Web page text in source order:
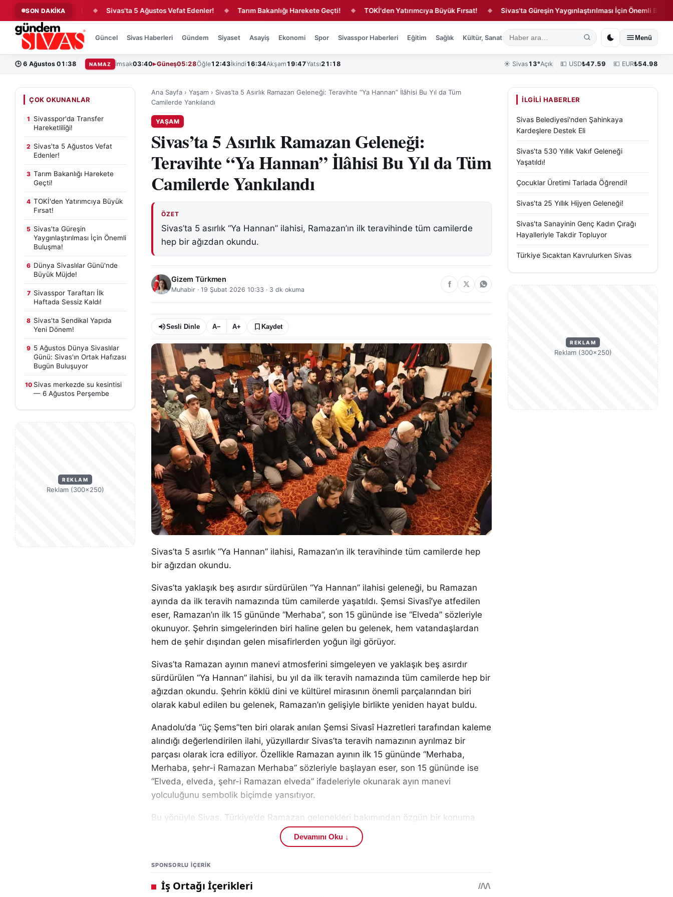
SON DAKİKA
Hareketliliği! Sivas'ta 5 Ağustos Vefat Edenler! ◆ Tarım Bakanlığı Harekete Geçti! ◆ TOKİ'den Yatırımcıya Büyük Fırsat! ◆ Sivas'ta Güreşin Yaygınlaştırılması İçin Önemli Buluşma!
Güncel Sivas Haberleri Gündem Siyaset Asayiş Ekonomi Spor Sivasspor Haberleri Eğitim Sağlık Kültür, Sanat ve Tarih Yaşam Sivas Vefat Edenler Köşe
Menü
🕒 6 Ağustos 01:38 NAMAZ İmsak03:40 Güneş05:28Öğle12:43İkindi 16:34Akşam 19:47Yatsı21:18 ☀️ Sivas 13°Açık 💵 USD₺47.59 💶 EUR₺54.98
ÇOK OKUNANLAR
1 Sivasspor'da Transfer
Hareketliliği!
2 Sivas'ta 5 Ağustos Vefat
Edenler!
3 Tarım Bakanlığı Harekete
Geçti!
4 TOKİ'den Yatırımcıya Büyük
Fırsat!
5 Sivas'ta Güreşin
Yaygınlaştırılması İçin Önemli
Buluşma!
6 Dünya Sivaslılar Günü'nde
Büyük Müjde!
7 Sivasspor Taraftarı İlk
Haftada Sessiz Kaldı!
8 Sivas'ta Sendikal Yapıda
Yeni Dönem!
9 5 Ağustos Dünya Sivaslılar
Günü: Sivas'ın Ortak Hafızası
Bugün Buluşuyor
10 Sivas merkezde su kesintisi
— 6 Ağustos Perşembe
REKLAM
Reklam (300×250)
Ana Sayfa › Yaşam › Sivas’ta 5 Asırlık Ramazan Geleneği: Teravihte “Ya Hannan” İlâhisi Bu Yıl da Tüm
Camilerde Yankılandı
YAŞAM
Sivas’ta 5 Asırlık Ramazan Geleneği:
Teravihte “Ya Hannan” İlâhisi Bu Yıl da Tüm
Camilerde Yankılandı
ÖZET
Sivas’ta 5 asırlık “Ya Hannan” ilahisi, Ramazan’ın ilk teravihinde tüm camilerde
hep bir ağızdan okundu.
Gizem Türkmen
Muhabir · 19 Şubat 2026 10:33 · 3 dk okuma
Sesli Dinle A− A+ Kaydet
Sivas’ta 5 asırlık “Ya Hannan” ilahisi, Ramazan’ın ilk teravihinde tüm camilerde hep
bir ağızdan okundu.
Sivas’ta yaklaşık beş asırdır sürdürülen “Ya Hannan” ilahisi geleneği, bu Ramazan
ayında da ilk teravih namazında tüm camilerde yaşatıldı. Şemsi Sivasî’ye atfedilen
eser, Ramazan’ın ilk 15 gününde “Merhaba”, son 15 gününde ise “Elveda” sözleriyle
okunuyor. Şehrin simgelerinden biri haline gelen bu gelenek, hem vatandaşlardan
hem de şehir dışından gelen misafirlerden yoğun ilgi görüyor.
Sivas’ta Ramazan ayının manevi atmosferini simgeleyen ve yaklaşık beş asırdır
sürdürülen “Ya Hannan” ilahisi, bu yıl da ilk teravih namazında tüm camilerde hep bir
ağızdan okundu. Şehrin köklü dini ve kültürel mirasının önemli parçalarından biri
olarak kabul edilen bu gelenek, Ramazan’ın gelişiyle birlikte yeniden hayat buldu.
Anadolu’da “üç Şems”ten biri olarak anılan Şemsi Sivasî Hazretleri tarafından kaleme
alındığı değerlendirilen ilahi, yüzyıllardır Sivas’ta teravih namazının ayrılmaz bir
parçası olarak icra ediliyor. Özellikle Ramazan ayının ilk 15 gününde “Merhaba,
Merhaba, şehr-i Ramazan Merhaba” sözleriyle başlayan eser, son 15 gününde ise
“Elveda, elveda, şehr-i Ramazan elveda” ifadeleriyle okunarak ayın manevi
yolculuğunu sembolik biçimde yansıtıyor.
Bu yönüyle Sivas, Türkiye’de Ramazan gelenekleri bakımından özgün bir konuma
sahip bulunuyor. Şehirdeki tüm camilerde eş zamanlı olarak yankılanan ilahi, hem
ibadet eden cemaate hem de bu atmosfere tanıklık eden ziyaretçilere derin bir
İlahinin sözleri şu şekilde camilerde yankılanıyor:
Devamını Oku ↓
SPONSORLU IÇERIK
İLGILI HABERLER
Sivas Belediyesi'nden Şahinkaya
Kardeşlere Destek Eli
Sivas'ta 530 Yıllık Vakıf Geleneği
Yaşatıldı!
Çocuklar Üretimi Tarlada Öğrendi!
Sivas'ta 25 Yıllık Hijyen Geleneği!
Sivas'ta Sanayinin Genç Kadın Çırağı
Hayalleriyle Takdir Topluyor
Türkiye Sıcaktan Kavrulurken Sivas
REKLAM
Reklam (300×250)